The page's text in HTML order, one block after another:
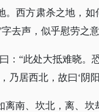
。西方肃杀之地，
去声，似乎慰劳之
：“此处大抵难晓
乃居西北，故曰‘阴
离南、坎北，离、